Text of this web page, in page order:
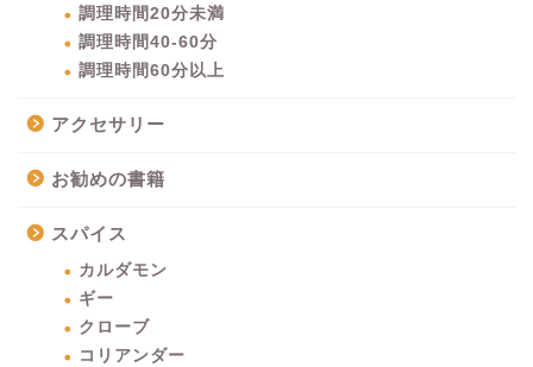
調理時間20分未満
調理時間40-60分
調理時間60分以上
アクセサリー
お勧めの書籍
スパイス
カルダモン
ギー
クローブ
コリアンダー